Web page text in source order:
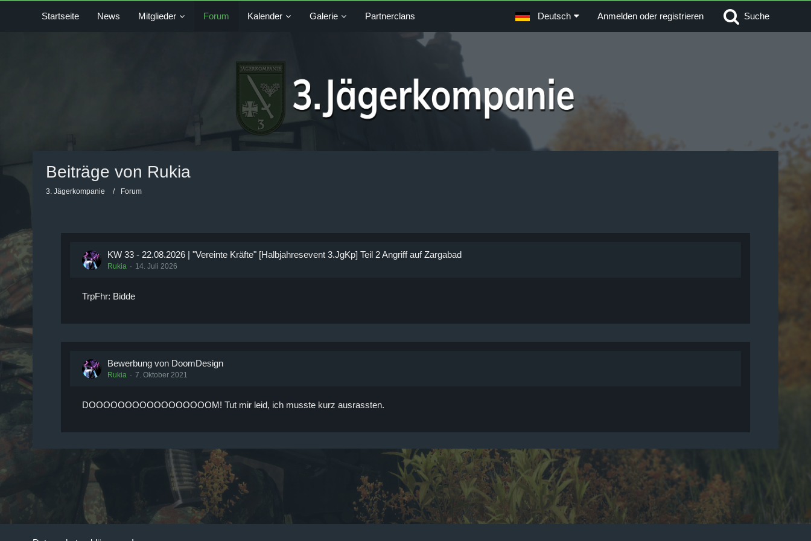
Startseite News Mitglieder Forum Kalender Galerie Partnerclans Deutsch Anmelden oder registrieren Suche
Beiträge von Rukia
3. Jägerkompanie Forum
KW 33 - 22.08.2026 | "Vereinte Kräfte" [Halbjahresevent 3.JgKp] Teil 2 Angriff auf Zargabad
Rukia 14. Juli 2026
TrpFhr: Bidde
Bewerbung von DoomDesign
Rukia 7. Oktober 2021
DOOOOOOOOOOOOOOOOOM! Tut mir leid, ich musste kurz ausrassten.